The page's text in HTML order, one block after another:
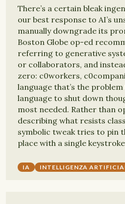
There’s a certain bleak
our best response to AI’s
manually downgrade its
Boston Globe op-ed
referring to generative
or collaborators, and
zero: c0workers,
language that’s the
language to shut down
most needed. Rather than
describing what resists
symbolic tweak tries to pin
place with a single
IA INTELLIGENZA